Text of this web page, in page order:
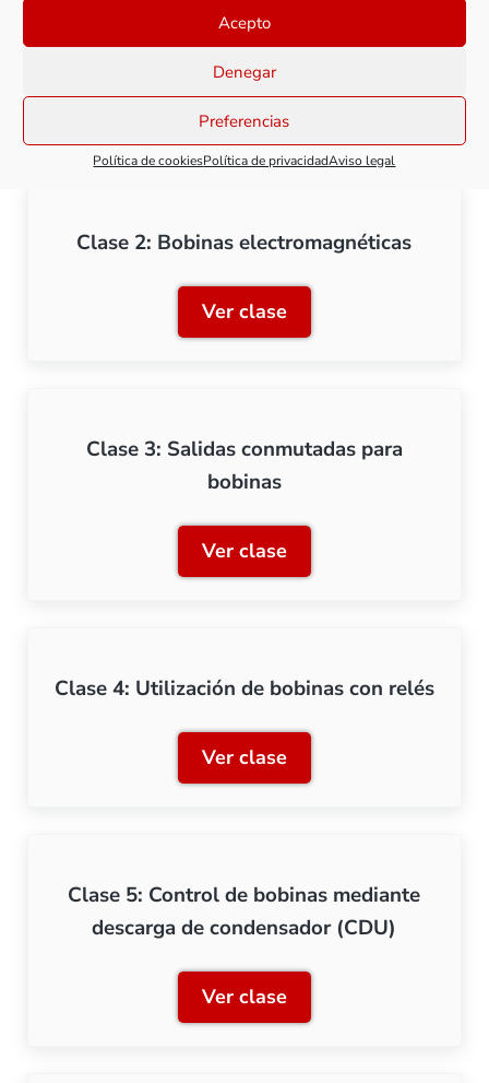
Acepto
Denegar
Preferencias
Política de cookiesPolítica de privacidadAviso legal
desvíos
Ver claseClase 1: Tipos de
Clase 2: Bobinas electromagnéticas
Ver claseClase 2: Bobinas
Clase 3: Salidas conmutadas para
bobinas
Ver claseClase 3: Salidas
Clase 4: Utilización de bobinas con relés
Ver claseClase 4: Utilización de
Clase 5: Control de bobinas mediante
descarga de condensador (CDU)
Ver claseClase 5: Control de